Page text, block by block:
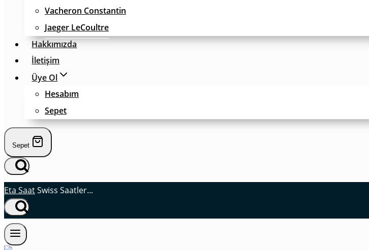
Vacheron Constantin
Jaeger LeCoultre
Hakkımızda
İletişim
Üye Ol
Hesabım
Sepet
Sepet
Eta SaatSwiss Saatler...